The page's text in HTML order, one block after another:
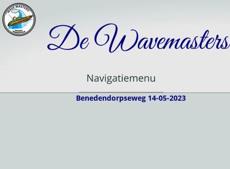
De Wavemasters
Benedendorpseweg 14-05-2023